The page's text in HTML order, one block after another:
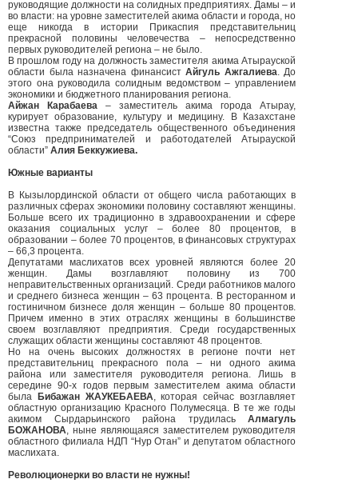
руководящие должности на солидных предприятиях. Дамы – и
во власти: на уровне заместителей акима области и города, но
еще никогда в истории Прикаспия представительниц
прекрасной половины человечества – непосредственно
первых руководителей региона – не было.
В прошлом году на должность заместителя акима Атырауской
области была назначена финансист Айгуль Ажгалиева. До
этого она руководила солидным ведомством – управлением
экономики и бюджетного планирования региона.
Айжан Карабаева – заместитель акима города Атырау,
курирует образование, культуру и медицину. В Казахстане
известна также председатель общественного объединения
“Союз предпринимателей и работодателей Атырауской
области” Алия Беккужиева.
Южные варианты
В Кызылординской области от общего числа работающих в
различных сферах экономики половину составляют женщины.
Больше всего их традиционно в здравоохранении и сфере
оказания социальных услуг – более 80 процентов, в
образовании – более 70 процентов, в финансовых структурах
– 66,3 процента.
Депутатами маслихатов всех уровней являются более 20
женщин. Дамы возглавляют половину из 700
неправительственных организаций. Среди работников малого
и среднего бизнеса женщин – 63 процента. В ресторанном и
гостиничном бизнесе доля женщин – больше 80 процентов.
Причем именно в этих отраслях женщины в большинстве
своем возглавляют предприятия. Среди государственных
служащих области женщины составляют 48 процентов.
Но на очень высоких должностях в регионе почти нет
представительниц прекрасного пола – ни одного акима
района или заместителя руководителя региона. Лишь в
середине 90-х годов первым заместителем акима области
была
Бибажан ЖАУКЕБАЕВА, которая сейчас возглавляет
областную организацию Красного Полумесяца. В те же годы
акимом Сырдарьинского района трудилась Алмагуль
БОЖАНОВА, ныне являющаяся заместителем руководителя
областного филиала НДП “Нур Отан” и депутатом областного
маслихата.
Революционерки во власти не нужны!